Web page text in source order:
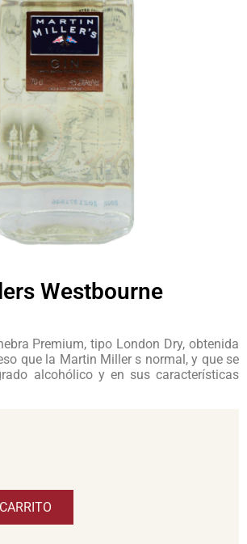
Westbourne
Premium, tipo London Dry, obtenida
que la Martin Miller s normal, y que se
alcohólico y en sus características